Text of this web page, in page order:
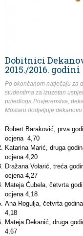
Dobitnici
2015./2016. godini
Po okončanom natječaju za
studentima za izuzetan
prijedloga Povjerenstva,
Mostaru dodjeljuje
Robert Baraković, prva
ocjena 4,70
Katarina Marić, druga
ocjena 4,20
Dražana Volarić, treća
ocjena 4,27
Mateja Ćubela, četvrta
ocjena 4,18
Ana Rogulja, četvrta
4,18
Mateja Dekanić, druga
4,67